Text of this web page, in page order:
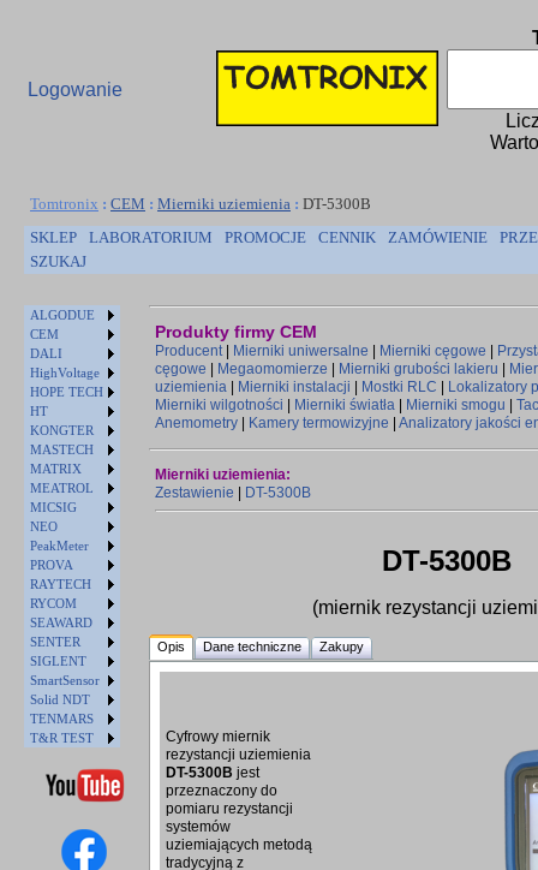
Logowanie
Tomtronix : CEM : Mierniki uziemienia : DT-5300B
SKLEP
LABORATORIUM PROMOCJE CENNIK ZAMÓWIENIE
SZUKAJ
ALGODUE
CEM
DALI
HighVoltage
HOPE TECH
HT
KONGTER
MASTECH
MATRIX
MEATROL
MICSIG
NEO
PeakMeter
PROVA
RAYTECH
RYCOM
SEAWARD
SENTER
SIGLENT
SmartSensor
Solid NDT
TENMARS
T&R TEST
Produkty firmy CEM
Producent| Mierniki uniwersalne Mierniki cęgowe
cęgowe
Megaomomierze Mierniki grubości lakieru
uziemienia
Mierniki instalacji Mostki RLC
Lokalizatory
Mierniki wilgotności
Mierniki światła Mierniki smogu
Anemometry
Kamery termowizyjne Analizatory jakości
Mierniki uziemienia:
Zestawienie
DT-5300B
DT-5300B
(miernik rezystancji
Opis Dane techniczne Zakupy
Cyfrowy miernik
rezystancji uziemienia
DT-5300B jest
przeznaczony do
pomiaru rezystancji
systemów
uziemiających metodą
tradycyjną z